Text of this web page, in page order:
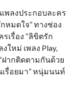
พลงประกอบละคร
หมดใจ” ทางช่อง
เรื่อง “ลิขิตรัก
ใหม่ เพลง Play,
ฝากติดตามกันด้วย
รื่อยมา” หนุ่มนนท์